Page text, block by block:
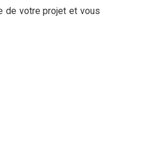
de votre projet et vous